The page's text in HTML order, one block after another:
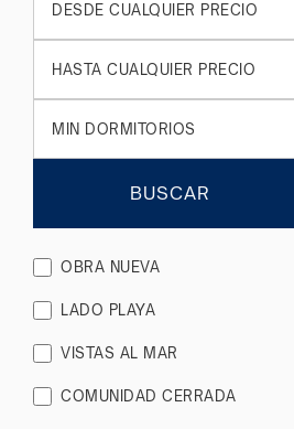
DESDE CUALQUIER PRECIO
HASTA CUALQUIER PRECIO
MIN DORMITORIOS
BUSCAR
OBRA NUEVA
LADO PLAYA
VISTAS AL MAR
COMUNIDAD CERRADA